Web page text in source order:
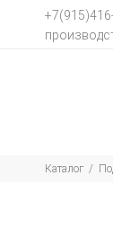
Каталог